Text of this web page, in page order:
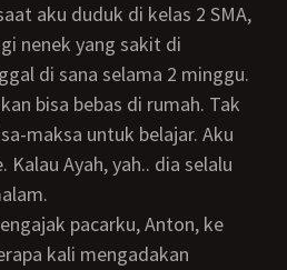
nenek yang sakit di
di sana selama 2 minggu.
bisa bebas di rumah. Tak
maksa untuk belajar. Aku
Kalau Ayah, yah.. dia selalu
kali mengadakan